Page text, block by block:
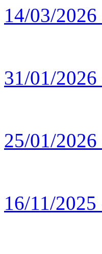
14/03/
31/01/
25/01/
16/11/